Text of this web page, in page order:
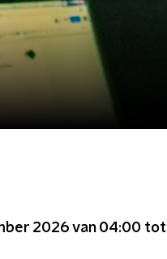
2026 van 04:00 tot